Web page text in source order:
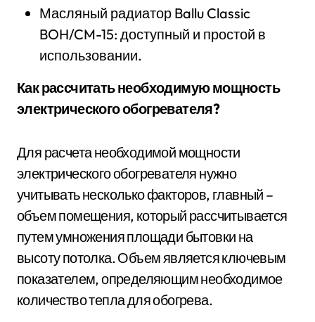
Масляный радиатор Ballu Classic
BOH/CM-15: доступный и простой в
использовании.
Как рассчитать необходимую мощность
электрического обогревателя?
Для расчета необходимой мощности
электрического обогревателя нужно
учитывать несколько факторов, главный –
объем помещения, который рассчитывается
путем умножения площади бытовки на
высоту потолка. Объем является ключевым
показателем, определяющим необходимое
количество тепла для обогрева.